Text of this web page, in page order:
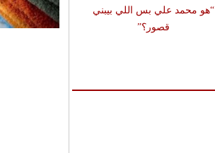
“هو محمد علي بس اللي بيبني
قصور؟”